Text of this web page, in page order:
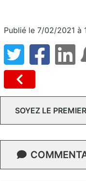
Publié le 7/02/2021 à
SOYEZ LE